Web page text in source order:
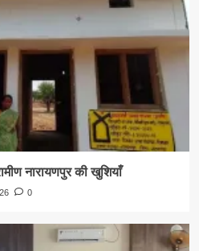
नारायणपुर की खुशियाँ
0